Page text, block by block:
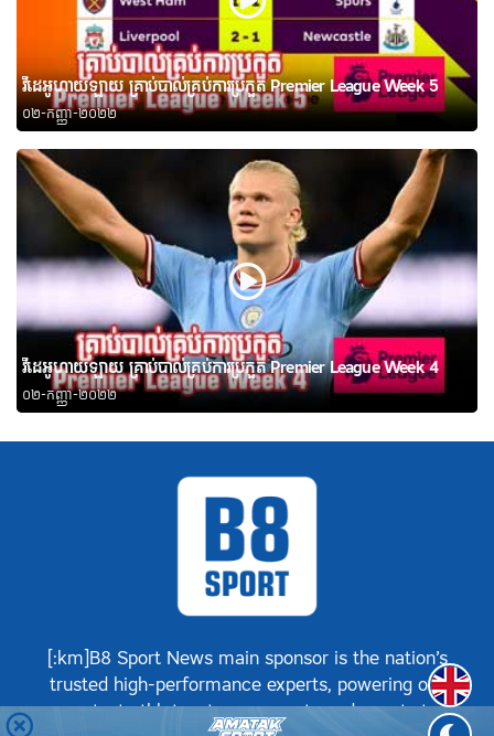
វីដេអូហាយឡាយ គ្រាប់បាល់គ្រប់ការប្រកួត Premier League Week 5
០២-កញ្ញា-២០២២
វីដេអូហាយឡាយ គ្រាប់បាល់គ្រប់ការប្រកួត Premier League Week 4
០២-កញ្ញា-២០២២
[:km]B8 Sport News main sponsor is the nation’s
trusted high-performance experts, powering our
greatest athletes, teams, sports and events to